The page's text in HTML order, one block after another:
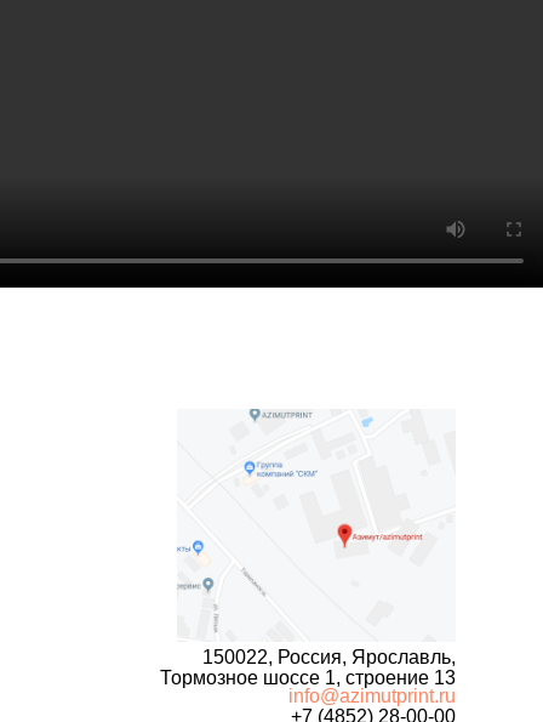
150022, Россия, Ярославль,
Тормозное шоссе 1, строение 13
info@azimutprint.ru
+7 (4852) 28-00-00